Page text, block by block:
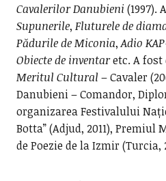
Cavalerilor Danubieni (1997).
Supunerile, Fluturele de
Pădurile de Miconia,Adio
Obiecte de inventaretc. A fost
Meritul Cultural – Cavaler
Danubieni – Comandor,
organizarea Festivalului
Botta” (Adjud, 2011),
de Poezie de la Izmir (Turcia,